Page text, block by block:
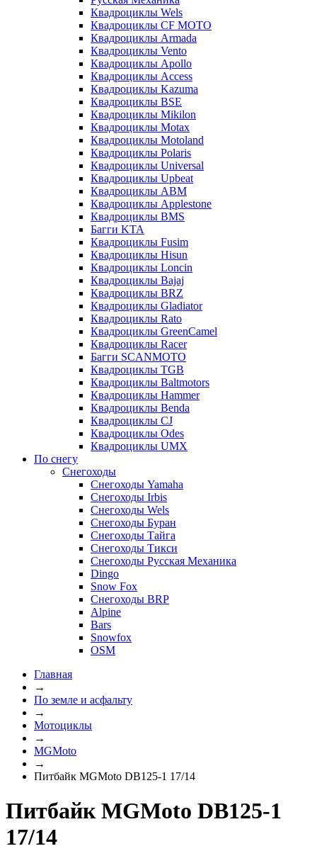
Квадроциклы Wels
Квадроциклы CF MOTO
Квадроциклы Armada
Квадроциклы Vento
Квадроциклы Apollo
Квадроциклы Access
Квадроциклы Kazuma
Квадроциклы BSE
Квадроциклы Mikilon
Квадроциклы Motax
Квадроциклы Motoland
Квадроциклы Polaris
Квадроциклы Universal
Квадроциклы Upbeat
Квадроциклы ABM
Квадроциклы Applestone
Квадроциклы BMS
Багги KTA
Квадроциклы Fusim
Квадроциклы Hisun
Квадроциклы Loncin
Квадроциклы Bajaj
Квадроциклы BRZ
Квадроциклы Gladiator
Квадроциклы Rato
Квадроциклы GreenCamel
Квадроциклы Racer
Багги SCANMOTO
Квадроциклы TGB
Квадроциклы Baltmotors
Квадроциклы Hammer
Квадроциклы Benda
Квадроциклы CJ
Квадроциклы Odes
Квадроциклы UMX
По снегу
Снегоходы
Снегоходы Yamaha
Снегоходы Irbis
Снегоходы Wels
Снегоходы Буран
Снегоходы Тайга
Снегоходы Тикси
Снегоходы Русская Механика
Dingo
Snow Fox
Снегоходы BRP
Alpine
Bars
Snowfox
OSM
Главная
→
По земле и асфальту
→
Мотоциклы
→
MGMoto
→
Питбайк MGMoto DB125-1 17/14
Питбайк MGMoto DB125-1
17/14